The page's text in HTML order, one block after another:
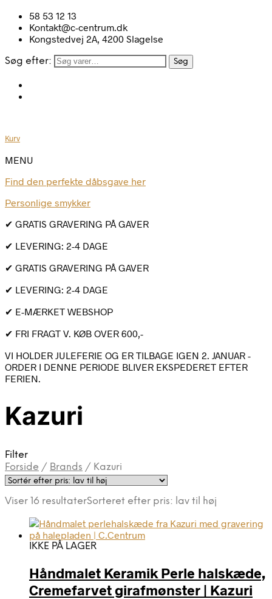
58 53 12 13
Kontakt@c-centrum.dk
Kongstedvej 2A, 4200 Slagelse
Søg efter: Søg
Kurv
MENU
Find den perfekte dåbsgave her
Personlige smykker
✔ GRATIS GRAVERING PÅ GAVER
✔ LEVERING: 2-4 DAGE
✔ GRATIS GRAVERING PÅ GAVER
✔ LEVERING: 2-4 DAGE
✔ E-MÆRKET WEBSHOP
✔ FRI FRAGT V. KØB OVER 600,-
VI HOLDER JULEFERIE OG ER TILBAGE IGEN 2. JANUAR -
ORDER I DENNE PERIODE BLIVER EKSPEDERET EFTER
FERIEN.
Kazuri
Filter
Forside / Brands / Kazuri
Viser 16 resultaterSorteret efter pris: lav til høj
IKKE PÅ LAGER
Håndmalet Keramik Perle halskæde,
Cremefarvet girafmønster | Kazuri